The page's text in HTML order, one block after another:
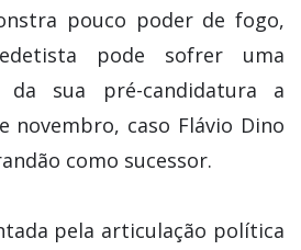
pouco poder de fogo,
pode sofrer uma
da sua pré-candidatura a
novembro, caso Flávio Dino
como sucessor.
pela articulação política